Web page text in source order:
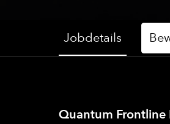
Jobdetails
Quantum Frontline